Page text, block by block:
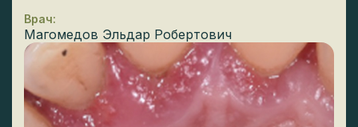
Врач:
Магомедов Эльдар Робертович